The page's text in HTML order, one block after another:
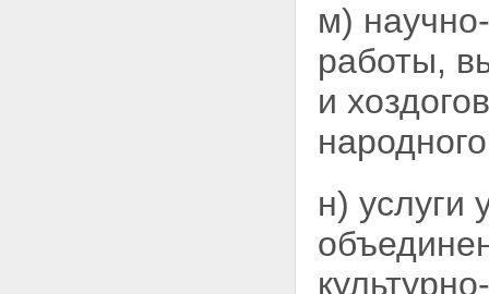
м)
работы,
и
н) услуги